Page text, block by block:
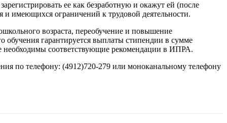
ее как безработную и окажут ей (после
и имеющихся ограничений к трудовой деятельности.
возраста, переобучение и повышение
гарантируется выплаты стипендии в сумме
необходимы соответствующие рекомендации в ИПРА.
по телефону: (4912)720-279 или моноканальному телефону